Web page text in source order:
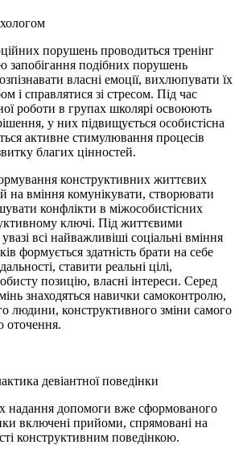
порушень проводиться тренінг
запобігання подібних порушень
власні емоції, вихлюпувати їх
і справлятися зі стресом. Під час
роботи в групах школярі освоюють
у них підвищується особистісна
активне стимулювання процесів
благих цінностей.
конструктивних життєвих
на вміння комунікувати, створювати
конфлікти в міжособистісних
ключі. Під життєвими
всі найважливіші соціальні вміння
формується здатність брати на себе
ставити реальні цілі,
позицію, власні інтереси. Серед
знаходяться навички самоконтролю,
людини, конструктивного зміни самого
оточення.
девіантної поведінки
надання допомоги вже сформованого
включені прийоми, спрямовані на
конструктивним поведінкою.